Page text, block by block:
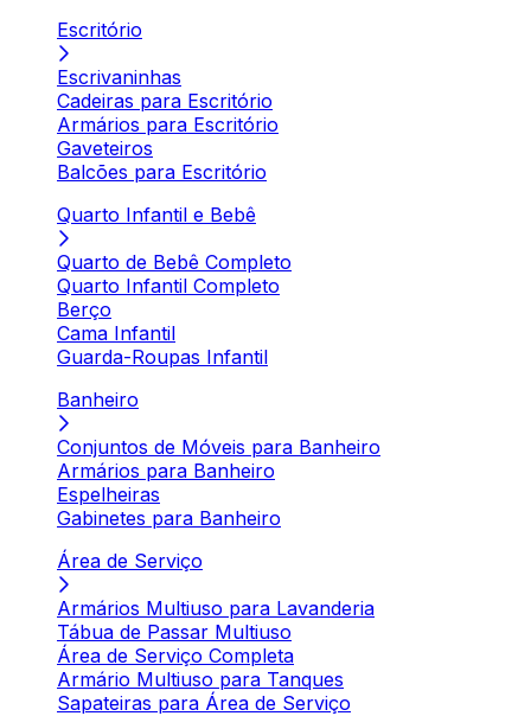
Escritório
Escrivaninhas
Cadeiras para Escritório
Armários para Escritório
Gaveteiros
Balcões para Escritório
Quarto Infantil e Bebê
Quarto de Bebê Completo
Quarto Infantil Completo
Berço
Cama Infantil
Guarda-Roupas Infantil
Banheiro
Conjuntos de Móveis para Banheiro
Armários para Banheiro
Espelheiras
Gabinetes para Banheiro
Área de Serviço
Armários Multiuso para Lavanderia
Tábua de Passar Multiuso
Área de Serviço Completa
Armário Multiuso para Tanques
Sapateiras para Área de Serviço